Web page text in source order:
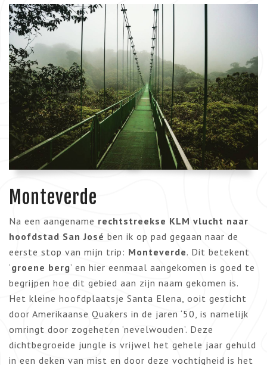
Monteverde
Na een aangename rechtstreekse KLM vlucht naar
hoofdstad San José ben ik op pad gegaan naar de
eerste stop van mijn trip: Monteverde. Dit betekent
‘groene berg’ en hier eenmaal aangekomen is goed te
begrijpen hoe dit gebied aan zijn naam gekomen is.
Het kleine hoofdplaatsje Santa Elena, ooit gesticht
door Amerikaanse Quakers in de jaren ‘50, is namelijk
omringt door zogeheten ‘nevelwouden’. Deze
dichtbegroeide jungle is vrijwel het gehele jaar gehuld
in een deken van mist en door deze vochtigheid is het